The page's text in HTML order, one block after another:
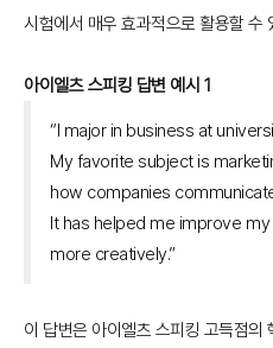
시험에서 매우 효과적으로 활용할 수
아이엘츠 스피킹 답변 예시 1
“I major in business at
My favorite subject is
how companies
It has helped me improve
more creatively.”
이 답변은 아이엘츠 스피킹 고득점의